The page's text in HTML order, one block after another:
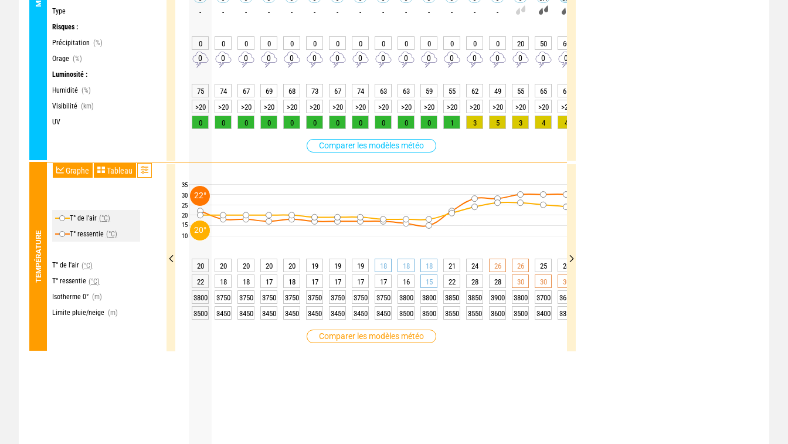
Type
Risques :
Précipitation (%)
Orage (%)
Luminosité :
Humidité (%)
Visibilité (km)
UV
Comparer les modèles météo
TEMPÉRATURE
Graphe Tableau
T° de l'air (°C)
T° ressentie (°C)
T° de l'air (°C)
T° ressentie (°C)
Isotherme 0° (m)
Limite pluie/neige (m)
Comparer les modèles météo
35
30
25
20
15
10
- - - - - - - - - - - - - -
0 0 0 0 0 0 0 0 0 0 0 0 0 0 20 50 60
0 0 0 0 0 0 0 0 0 0 0 0 0 0 0 0 0
75 74 67 69 68 73 67 74 63 63 59 55 62 49 55 65 65
>20
>20 >20 >20 >20 >20 >20 >20 >20 >20 >20 >20 >20 >20 >20 >20 >20
0
0 0 0 0 0 0 0 0 0 0 1 3 5 3 4 4
20 20 20 20 20 19 19 19 18 18 18 21 24 26 26 25 24
22
18 18 17 18 17 17 17 17 16 15 22 28 28 30 30 30
3800
3750 3750 3750 3750 3750 3750 3750 3750 3800 3800 3850 3850 3900 3800 3700 3650
3500
3450 3450 3450 3450 3450 3450 3450 3450 3500 3500 3550 3550 3600 3500 3400 3350
20°
22°